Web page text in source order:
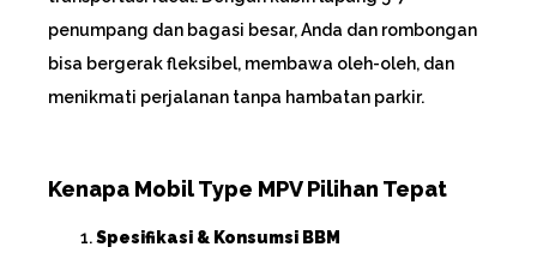
penumpang dan bagasi besar, Anda dan rombongan
bisa bergerak fleksibel, membawa oleh-oleh, dan
menikmati perjalanan tanpa hambatan parkir.
Kenapa Mobil Type MPV Pilihan Tepat
Spesifikasi & Konsumsi BBM